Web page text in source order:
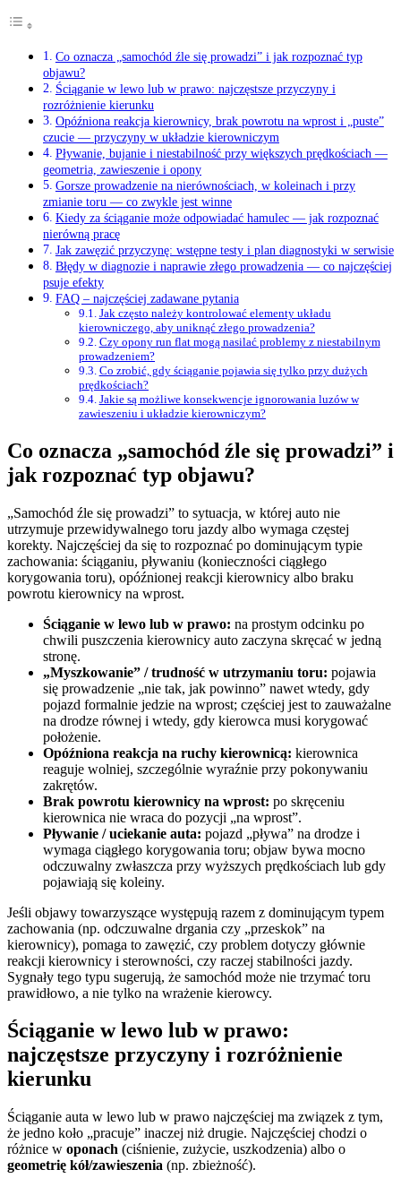
Co oznacza „samochód źle się prowadzi” i jak rozpoznać typ
objawu?
Ściąganie w lewo lub w prawo: najczęstsze przyczyny i
rozróżnienie kierunku
Opóźniona reakcja kierownicy, brak powrotu na wprost i „puste”
czucie — przyczyny w układzie kierowniczym
Pływanie, bujanie i niestabilność przy większych prędkościach —
geometria, zawieszenie i opony
Gorsze prowadzenie na nierównościach, w koleinach i przy
zmianie toru — co zwykle jest winne
Kiedy za ściąganie może odpowiadać hamulec — jak rozpoznać
nierówną pracę
Jak zawęzić przyczynę: wstępne testy i plan diagnostyki w serwisie
Błędy w diagnozie i naprawie złego prowadzenia — co najczęściej
psuje efekty
FAQ – najczęściej zadawane pytania
Jak często należy kontrolować elementy układu
kierowniczego, aby uniknąć złego prowadzenia?
Czy opony run flat mogą nasilać problemy z niestabilnym
prowadzeniem?
Co zrobić, gdy ściąganie pojawia się tylko przy dużych
prędkościach?
Jakie są możliwe konsekwencje ignorowania luzów w
zawieszeniu i układzie kierowniczym?
Co oznacza „samochód źle się prowadzi” i
jak rozpoznać typ objawu?
„Samochód źle się prowadzi” to sytuacja, w której auto nie
utrzymuje przewidywalnego toru jazdy albo wymaga częstej
korekty. Najczęściej da się to rozpoznać po dominującym typie
zachowania: ściąganiu, pływaniu (konieczności ciągłego
korygowania toru), opóźnionej reakcji kierownicy albo braku
powrotu kierownicy na wprost.
Ściąganie w lewo lub w prawo: na prostym odcinku po
chwili puszczenia kierownicy auto zaczyna skręcać w jedną
stronę.
„Myszkowanie” / trudność w utrzymaniu toru: pojawia
się prowadzenie „nie tak, jak powinno” nawet wtedy, gdy
pojazd formalnie jedzie na wprost; częściej jest to zauważalne
na drodze równej i wtedy, gdy kierowca musi korygować
położenie.
Opóźniona reakcja na ruchy kierownicą: kierownica
reaguje wolniej, szczególnie wyraźnie przy pokonywaniu
zakrętów.
Brak powrotu kierownicy na wprost: po skręceniu
kierownica nie wraca do pozycji „na wprost”.
Pływanie / uciekanie auta: pojazd „pływa” na drodze i
wymaga ciągłego korygowania toru; objaw bywa mocno
odczuwalny zwłaszcza przy wyższych prędkościach lub gdy
pojawiają się koleiny.
Jeśli objawy towarzyszące występują razem z dominującym typem
zachowania (np. odczuwalne drgania czy „przeskok” na
kierownicy), pomaga to zawęzić, czy problem dotyczy głównie
reakcji kierownicy i sterowności, czy raczej stabilności jazdy.
Sygnały tego typu sugerują, że samochód może nie trzymać toru
prawidłowo, a nie tylko na wrażenie kierowcy.
Ściąganie w lewo lub w prawo:
najczęstsze przyczyny i rozróżnienie
kierunku
Ściąganie auta w lewo lub w prawo najczęściej ma związek z tym,
że jedno koło „pracuje” inaczej niż drugie. Najczęściej chodzi o
różnice w oponach (ciśnienie, zużycie, uszkodzenia) albo o
geometrię kół/zawieszenia (np. zbieżność).